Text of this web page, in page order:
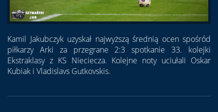
Kamil Jakubczyk uzyskał najwyższą średnią ocen spośród
piłkarzy Arki za przegrane 2:3 spotkanie 33. kolejki
Ekstraklasy z KS Nieciecza. Kolejne noty uciułali Oskar
Kubiak i Vladislavs Gutkovskis.